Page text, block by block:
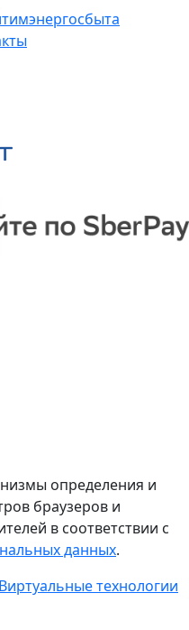
определения и
браузеров и
в соответствии с
данных.
Виртуальные технологии